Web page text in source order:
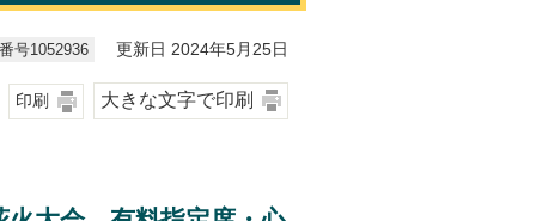
号1052936 更新日 2024年5月25日
印刷 大きな文字で印刷